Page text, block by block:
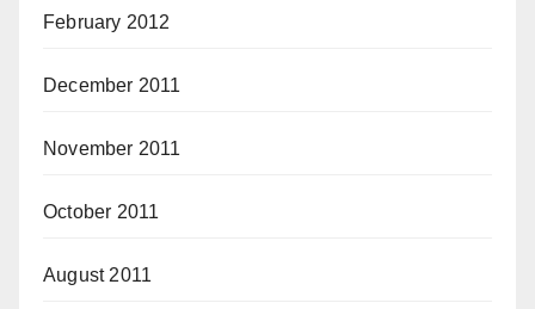
February 2012
December 2011
November 2011
October 2011
August 2011